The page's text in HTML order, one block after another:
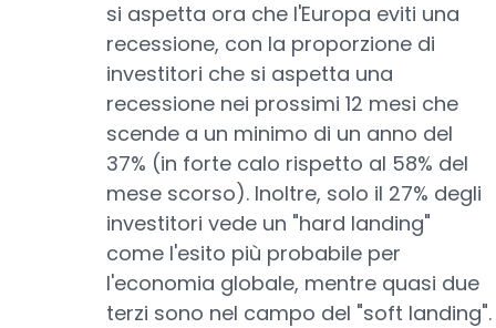
si aspetta ora che l'Europa eviti una
recessione, con la proporzione di
investitori che si aspetta una
recessione nei prossimi 12 mesi che
scende a un minimo di un anno del
37% (in forte calo rispetto al 58% del
mese scorso). Inoltre, solo il 27% degli
investitori vede un "hard landing"
come l'esito più probabile per
l'economia globale, mentre quasi due
terzi sono nel campo del "soft landing".